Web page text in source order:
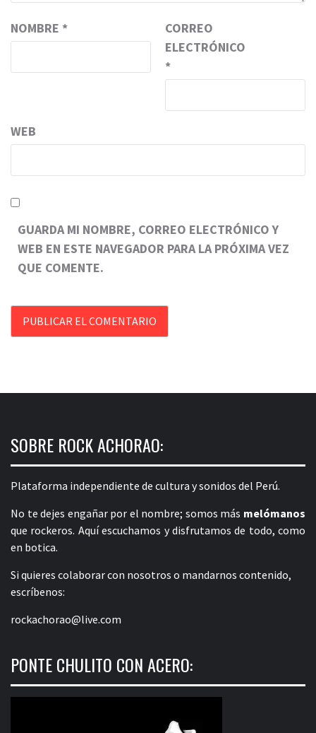
NOMBRE *
CORREO
ELECTRÓNICO
*
WEB
GUARDA MI NOMBRE, CORREO ELECTRÓNICO Y
WEB EN ESTE NAVEGADOR PARA LA PRÓXIMA VEZ
QUE COMENTE.
SOBRE ROCK ACHORAO:
Plataforma independiente de cultura y sonidos del Perú.
No te dejes engañar por el nombre; somos más melómanos
que rockeros. Aquí escuchamos y disfrutamos de todo, como
en botica.
Si quieres colaborar con nosotros o mandarnos contenido,
escríbenos:
rockachorao@live.com
PONTE CHULITO CON ACERO: